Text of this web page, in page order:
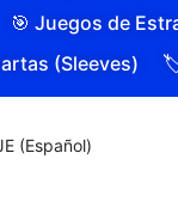
🎯 Juegos de
(Sleeves)
(Español)